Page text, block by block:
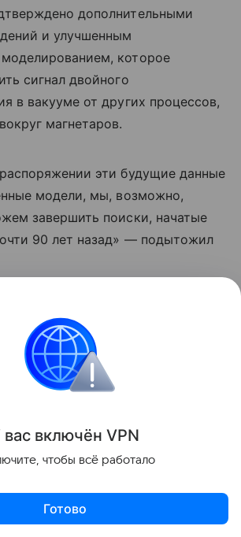
дополнительными
и улучшенным
которое
сигнал двойного
в вакууме от других процессов,
магнетаров.
эти будущие данные
модели, мы, возможно,
завершить поиски, начатые
90 лет назад» — подытожил
вас включён VPN
чтобы всё работало
Готово